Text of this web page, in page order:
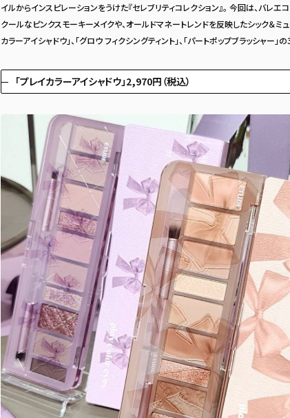
イルからインスピレーションをうけた『セレブリティコレクション』。 今回は、バレ
クールなピンクスモーキーメイクや、オールドマネートレンドを反映したシック＆ミ
カラーアイシャドウ」、「グロウ フィクシングティント」、「パートポップブラッシャー」
「プレイカラーアイシャドウ」2,970円（税込）